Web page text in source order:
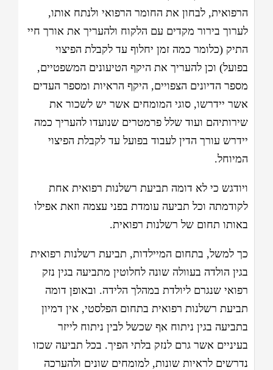
הרפואית, לבחון את החומר הרפואי ולנתח אותו,
לערוך בירור מקדים עם הלקוח ולהעריך את אורך חיי
התיק (כלומר כמה זמן יחלוף עד לקבלת הפיצוי
בפועל) וכן להעריך את היקף הטיעונים המשפטיים,
מספר הדיונים הצפויים, היקף הראיות ומספר העדים
אשר יידרשו, סוגי המומחים אשר יש לשכור את
שירותיהם ועוד שלל פרמטרים שנועדו להעריך כמה
יידרש עורך הדין לעבוד בפועל עד לקבלת הפיצוי
המיוחל.
ויודגש כי לא דומה תביעת רשלנות רפואית אחת
לקודמתה וכל תביעה עומדת בפני עצמה וזאת אפילו
באותו תחום של רשלנות רפואית.
כך למשל, בתחום המיילדות, תביעת רשלנות רפואית
בגין הולדה בעוולה שונה לחלוטין מתביעה בגין נזק
רפואי שנגרם ליולדת במהלך הלידה. ובאופן דומה
תביעת רשלנות רפואית בתחום הפלסטי, אין דמיון
בתביעה בגין ניתוח אף שכשל לבין ניתוח לייזר
בעיניים אשר גרם לנזק בלתי הפיך. בכל תביעה שכזו
נדרשים לראיות שונות, למומחים שונים ולהערכה